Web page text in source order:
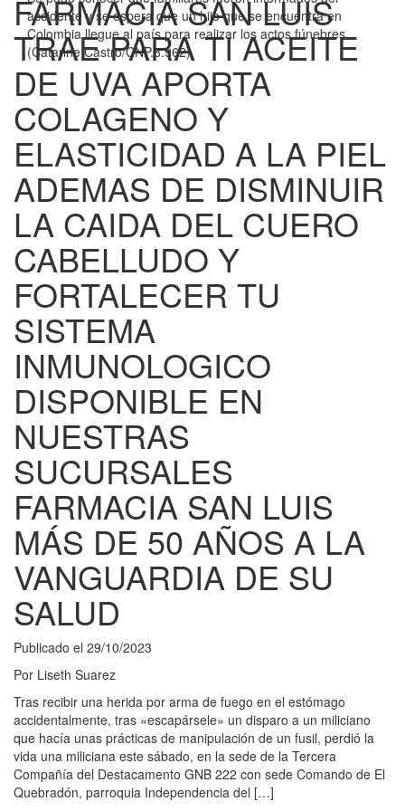
FARMACIA SAN LUIS
TRAE PARA TI ACEITE
DE UVA APORTA
COLAGENO Y
ELASTICIDAD A LA PIEL
ADEMAS DE DISMINUIR
LA CAIDA DEL CUERO
CABELLUDO Y
FORTALECER TU
SISTEMA
INMUNOLOGICO
DISPONIBLE EN
NUESTRAS
SUCURSALES
FARMACIA SAN LUIS
MÁS DE 50 AÑOS A LA
VANGUARDIA DE SU
SALUD
Publicado el 29/10/2023
Por Liseth Suarez
Tras recibir una herida por arma de fuego en el estómago
accidentalmente, tras «escapársele» un disparo a un miliciano
que hacía unas prácticas de manipulación de un fusil, perdió la
vida una miliciana este sábado, en la sede de la Tercera
Compañía del Destacamento GNB 222 con sede Comando de El
Quebradón, parroquia Independencia del […]
accidente y se espera que un hijo que se encuentra en
Colombia llegue al país para realizar los actos fúnebres.
(Catarine Castro/CNP.8.962)